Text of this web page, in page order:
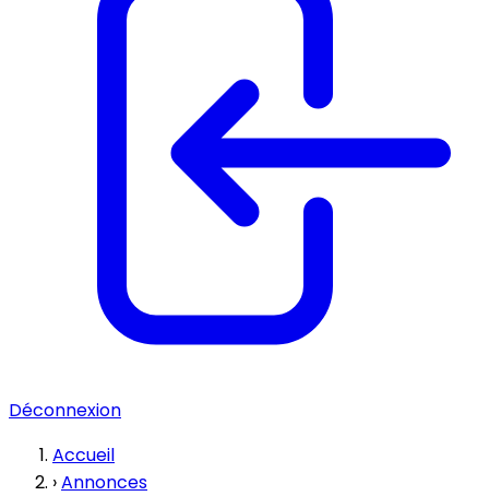
Déconnexion
Accueil
›Annonces